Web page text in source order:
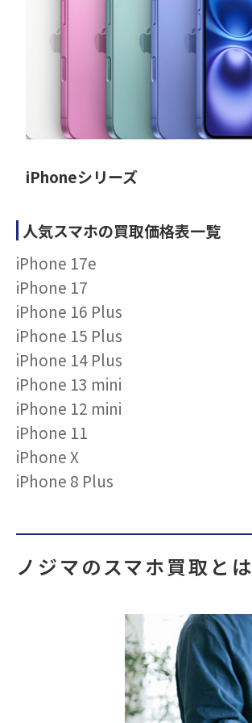
iPhoneシリーズ
人気スマホの買取価格表一覧
iPhone 17e
iPhone 17
iPhone 16 Plus
iPhone 15 Plus
iPhone 14 Plus
iPhone 13 mini
iPhone 12 mini
iPhone 11
iPhone X
iPhone 8 Plus
ノジマのスマホ買取とは